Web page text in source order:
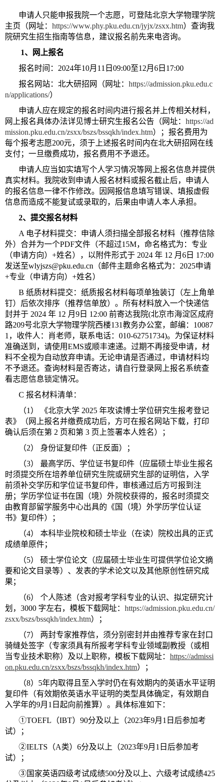
申请人只能申报我院一个志愿，可登陆北京大学物理学院
主页（网址： https://www.phy.pku.edu.cn/jyjx/zsxx.htm）查询我
院研究生招生指南等信息，建议报名前先来电咨询。
1、网上报名
报名时间：2024年10月11日09:00至12月6日17:00
报名网站：北大研招网（网址： https://admission.pku.edu.c
n/applications/）
申请人应在规定的报名时间内进行报名并上传相关材料，
网上报名具体办法详见博士研究生报名公告（网址： https://ad
mission.pku.edu.cn/zsxx/bszs/bssqkh/index.htm）；报名费用为
每个报考志愿200元，须于上述报名时间内在北大研招网在线
支付；一旦缴费成功，报名费用不予退还。
申请人应当如实填写个人学习情况等网上报名信息并提供
真实材料。我院收到申请人报名材料或报名截止后，申请人
的报名信息一律不作修改。因网报信息填写错误、填报虚假
信息而造成不能复试或录取的，后果由申请人本人承担。
2、提交报名材料
A 电子材料提交：申请人须扫描全部报名材料（推荐信除
外）合并为一个PDF文件（不超过15M，命名格式为：专业
（申请方向）+姓名），以附件形式于 2024 年 12 月6日 17:00
发送至wlyjszs@pku.edu.cn（邮件主题命名格式为：2025申请
+专业（申请方向）+姓名）
B 纸质材料提交：纸质报名材料每项单独装订（左上角单
钉）后依次排序（推荐信单放）。所有材料放入一个快递信
封并于 2024 年 12 月9日 12:00 前寄达我院(北京市海淀区成府
路209号北京大学物理学院西楼131教务办公室，邮编：10087
1，收件人：肖老师，联系电话：010-62751734)。为保证材料
准确送到，请使用EMS或顺丰速递。过期不再接受申请，材
料不全视为自动放弃申请。无论申请是否通过，申请材料均
不予退还。查询材料是否寄达，请自行登录网上报名系统查
看志愿信息锁定情况。
C 报名材料清单：
（1） 《北京大学 2025 年攻读博士学位研究生报考登记
表》（网上报名并缴费成功后，方可在报名网站下载，打印
确认后须在第 2 页和第 3 页上签署本人姓名）；
（2） 身份证复印件（正反面）；
（3） 最高学历、学位证书复印件（应届硕士毕业生报名
时须提交所在培养单位研究生院或研究生部的证明信，入学
前须补交学历和学位证书复印件，审核通过后方可报到注
册；学历学位证书在国（境）外院校获得的，报名时须提交
由教育部留学服务中心出具的《国（境）外学历学位认证
书》复印件）；
（4） 本科毕业院校和硕士毕业（在读）院校出具的正式
成绩单原件；
（5） 硕士学位论文（应届硕士毕业生可提供学位论文摘
要和论文目录等）、发表的学术论文以及其他原创性研究成
果；
（6） 个人陈述（含对报考学科专业的认识、拟定研究计
划，3000 字左右，模板下载网址： https://admission.pku.edu.cn/
zsxx/bszs/bssqkh/index.htm）；
（7） 两封专家推荐信，须分别密封并由推荐专家在封口
骑缝处签字（专家须具有所报考学科专业领域副教授（或相
当专业技术职称）及以上职称，模板下载网址： https://admissi
on.pku.edu.cn/zsxx/bszs/bssqkh/index.htm）；
（8）5年内取得且至入学时仍在有效期内的英语水平证明
复印件（有效期依英语水平证明的类型具体确定，有效期自
入学年的9月1日起向前推算）。具体标准如下：
①TOEFL（IBT）90分及以上（2023年9月1日后参加考
试）；
②IELTS（A类）6分及以上（2023年9月1日后参加考
试）；
③国家英语四级考试成绩500分及以上、六级考试成绩425